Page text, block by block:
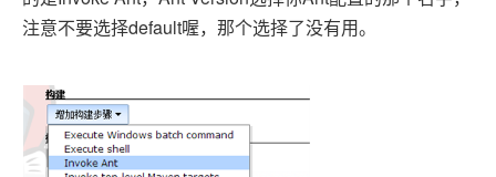
注意不要选择default喔，那个选择了没有用。